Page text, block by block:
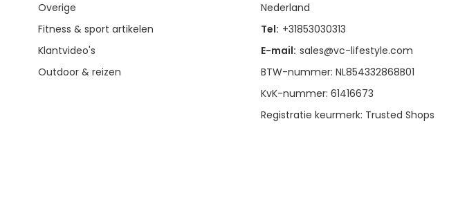
Overige
Fitness & sport artikelen
Klantvideo's
Outdoor & reizen
Nederland
Tel: +31853030313
E-mail: sales@vc-lifestyle.com
BTW-nummer: NL854332868B01
KvK-nummer: 61416673
Registratie keurmerk: Trusted Shops